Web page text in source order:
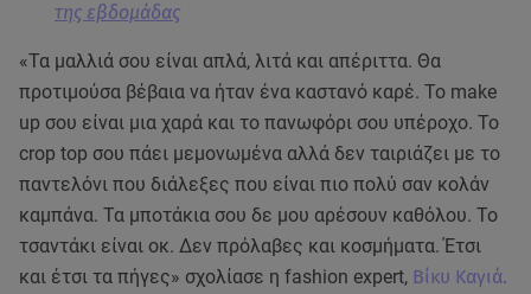
της εβδομάδας
«Τα μαλλιά σου είναι απλά, λιτά και απέριττα. Θα
προτιμούσα βέβαια να ήταν ένα καστανό καρέ. Το make
up σου είναι μια χαρά και το πανωφόρι σου υπέροχο. Το
crop top σου πάει μεμονωμένα αλλά δεν ταιριάζει με το
παντελόνι που διάλεξες που είναι πιο πολύ σαν κολάν
καμπάνα. Τα μποτάκια σου δε μου αρέσουν καθόλου. Το
τσαντάκι είναι οκ. Δεν πρόλαβες και κοσμήματα. Έτσι
και έτσι τα πήγες» σχολίασε η fashion expert, Βίκυ Καγιά.